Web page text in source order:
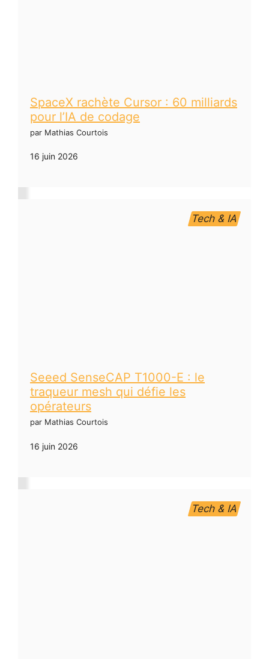
SpaceX rachète Cursor : 60 milliards
pour l’IA de codage
par Mathias Courtois
16 juin 2026
Tech & IA
Seeed SenseCAP T1000-E : le
traqueur mesh qui défie les
opérateurs
par Mathias Courtois
16 juin 2026
Tech & IA